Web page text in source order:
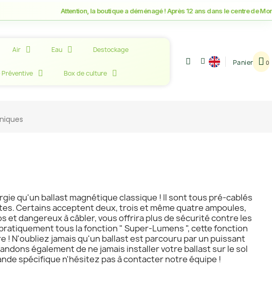
Attention, la boutique a déménagé ! Après 12 ans dans le centre de
Air Eau Destockage
Préventive Box de culture
Panier
qu'un ballast magnétique classique ! Il sont tous pré-cablés
Certains acceptent deux, trois et même quatre ampoules,
et dangereux à câbler, vous offrira plus de sécurité contre les
tous la fonction " Super-Lumens ", cette fonction
N'oubliez jamais qu'un ballast est parcouru par un puissant
également de ne jamais installer votre ballast sur le sol
spécifique n'hésitez pas à contacter notre équipe !